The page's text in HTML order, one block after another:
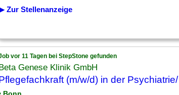
Zur Stellenanzeige
vor 11 Tagen bei StepStone gefunden
Genese Klinik GmbH
(m/w/d) in der Psychiatrie/